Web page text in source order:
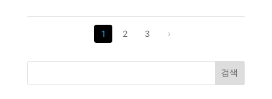
1 2 3 ›
검색